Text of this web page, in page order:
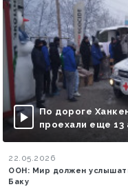
По дороге
проехали еще
22.05.2026
ООН: Мир должен
Баку